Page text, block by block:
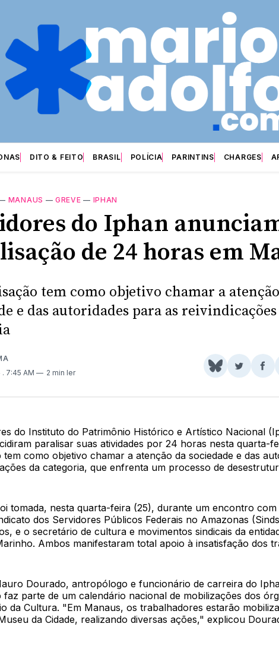
DITO & FEITO BRASIL POLÍCIA PARINTINS CHARGES
MANAUS —GREVE — IPHAN
do Iphan
de 24 horas em
tem como objetivo chamar a
e das autoridades para as
. 7:45 AM 2 min ler
Share
BlueSkyTwitter
do Instituto do Patrimônio Histórico e Artístico Nacional
paralisar suas atividades por 24 horas nesta quarta-
tem como objetivo chamar a atenção da sociedade e das
da categoria, que enfrenta um processo de
tomada, nesta quarta-feira (25), durante um encontro
dos Servidores Públicos Federais no Amazonas
e o secretário de cultura e movimentos sindicais da
Ambos manifestaram total apoio à insatisfação dos
Dourado, antropólogo e funcionário de carreira do
faz parte de um calendário nacional de mobilizações dos
da Cultura. "Em Manaus, os trabalhadores estarão
da Cidade, realizando diversas ações," explicou